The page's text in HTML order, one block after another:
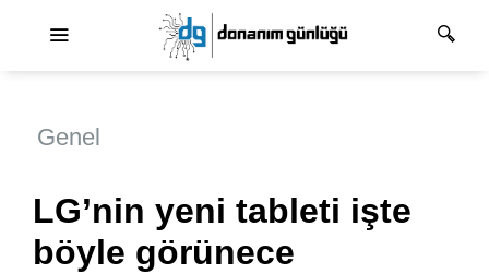
Genel
LG’nin yeni tableti işte
böyle görünece